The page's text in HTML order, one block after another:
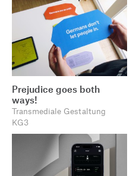
Prejudice goes both
ways!
Transmediale Gestaltung
KG3